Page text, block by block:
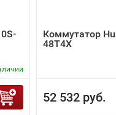
Коммутатор
48T4X
52 532 руб.